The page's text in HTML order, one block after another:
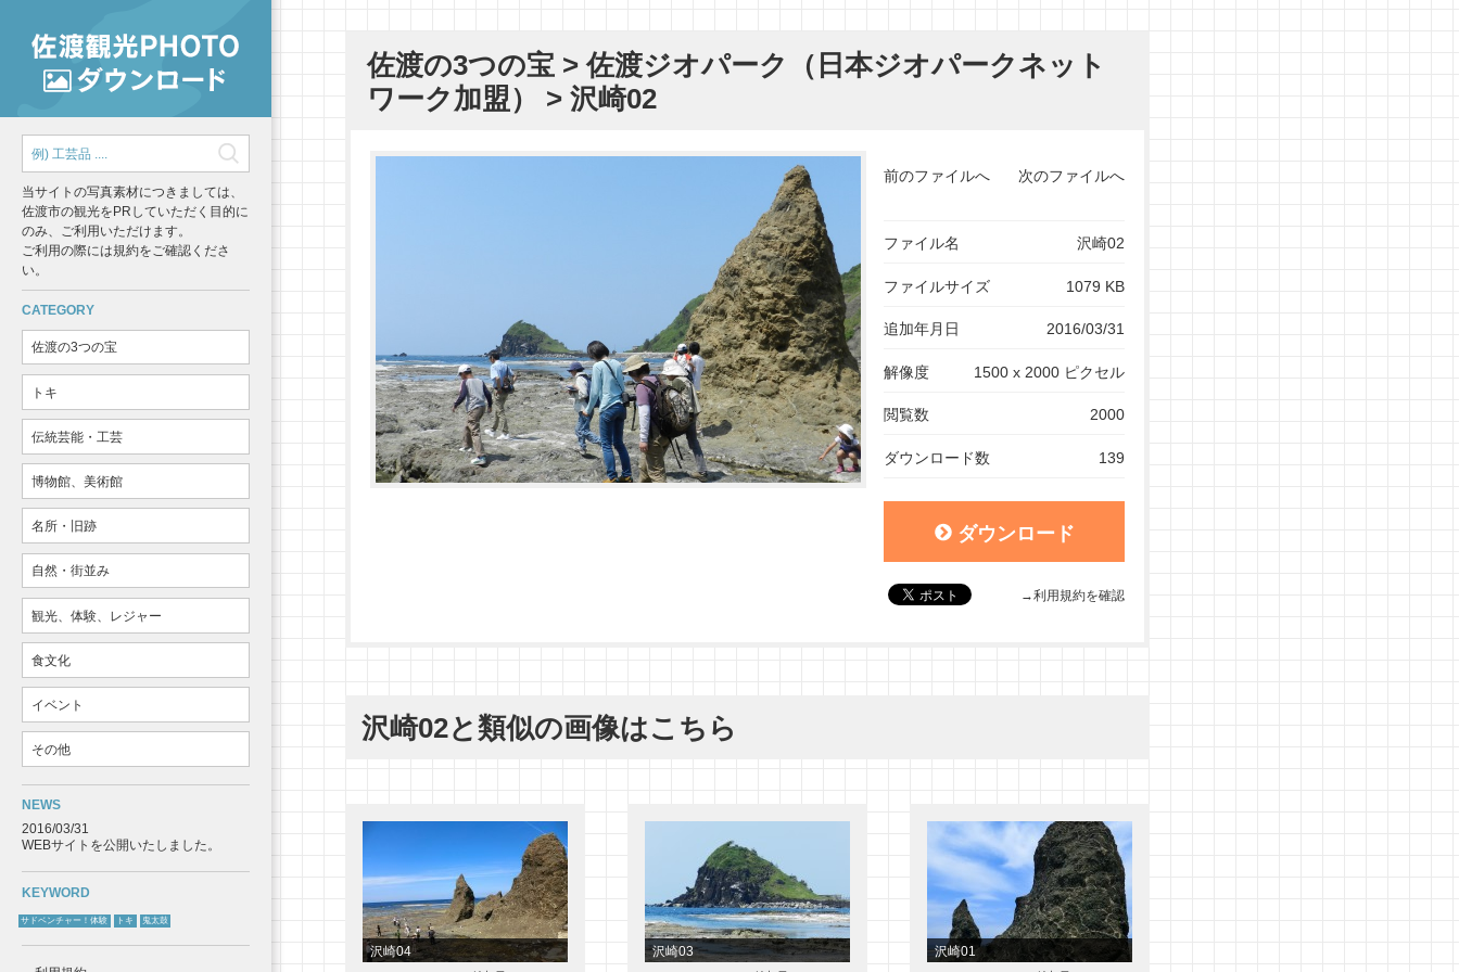
当サイトの写真素材につきましては、
佐渡市の観光をPRしていただく目的に
のみ、ご利用いただけます。
ご利用の際には規約をご確認くださ
い。
CATEGORY
佐渡の3つの宝
トキ
伝統芸能・工芸
博物館、美術館
名所・旧跡
自然・街並み
観光、体験、レジャー
食文化
イベント
その他
NEWS
2016/03/31
WEBサイトを公開いたしました。
KEYWORD
サドベンチャー！体験 トキ 鬼太鼓
佐渡の3つの宝 >佐渡ジオパーク（日本ジオパークネット
ワーク加盟）
> 沢崎02
前のファイルへ 次のファイルへ
ファイル名 沢崎02
ファイルサイズ 1079 KB
追加年月日 2016/03/31
解像度 1500 x 2000 ピクセル
閲覧数 2000
ダウンロード数 139
ダウンロード
→利用規約を確認
沢崎02と類似の画像はこちら
沢崎04 沢崎03 沢崎01